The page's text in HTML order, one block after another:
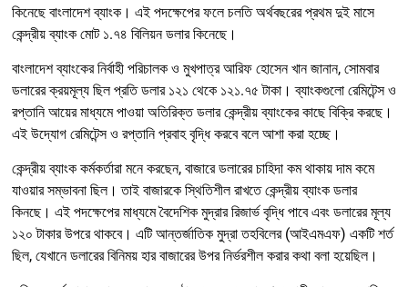
কিনেছে বাংলাদেশ ব্যাংক। এই পদক্ষেপের ফলে চলতি অর্থবছরের প্রথম দুই মাসে
কেন্দ্রীয় ব্যাংক মোট ১.৭৪ বিলিয়ন ডলার কিনেছে।
বাংলাদেশ ব্যাংকের নির্বাহী পরিচালক ও মুখপাত্র আরিফ হোসেন খান জানান, সোমবার
ডলারের ক্রয়মূল্য ছিল প্রতি ডলার ১২১ থেকে ১২১.৭৫ টাকা। ব্যাংকগুলো রেমিটেন্স ও
রপ্তানি আয়ের মাধ্যমে পাওয়া অতিরিক্ত ডলার কেন্দ্রীয় ব্যাংকের কাছে বিক্রি করছে।
এই উদ্যোগ রেমিটেন্স ও রপ্তানি প্রবাহ বৃদ্ধি করবে বলে আশা করা হচ্ছে।
কেন্দ্রীয় ব্যাংক কর্মকর্তারা মনে করছেন, বাজারে ডলারের চাহিদা কম থাকায় দাম কমে
যাওয়ার সম্ভাবনা ছিল। তাই বাজারকে স্থিতিশীল রাখতে কেন্দ্রীয় ব্যাংক ডলার
কিনছে। এই পদক্ষেপের মাধ্যমে বৈদেশিক মুদ্রার রিজার্ভ বৃদ্ধি পাবে এবং ডলারের মূল্য
১২০ টাকার উপরে থাকবে। এটি আন্তর্জাতিক মুদ্রা তহবিলের (আইএমএফ) একটি শর্ত
ছিল, যেখানে ডলারের বিনিময় হার বাজারের উপর নির্ভরশীল করার কথা বলা হয়েছিল।